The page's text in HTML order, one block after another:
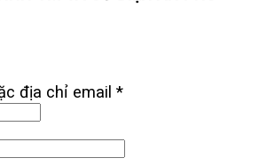
địa chỉ email *